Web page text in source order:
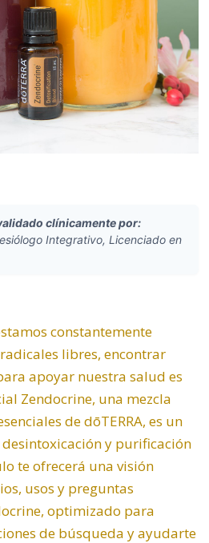
clínicamente por:
Integrativo, Licenciado en
constantemente
libres, encontrar
apoyar nuestra salud es
Zendocrine, una mezcla
de dōTERRA, es un
y purificación
te ofrecerá una visión
usos y preguntas
optimizado para
de búsqueda y ayudarte